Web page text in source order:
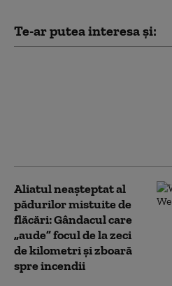
Te-ar putea interesa și:
Aliatul neașteptat al
pădurilor mistuite de
flăcări: Gândacul care
„aude” focul de la zeci
de kilometri și zboară
spre incendii